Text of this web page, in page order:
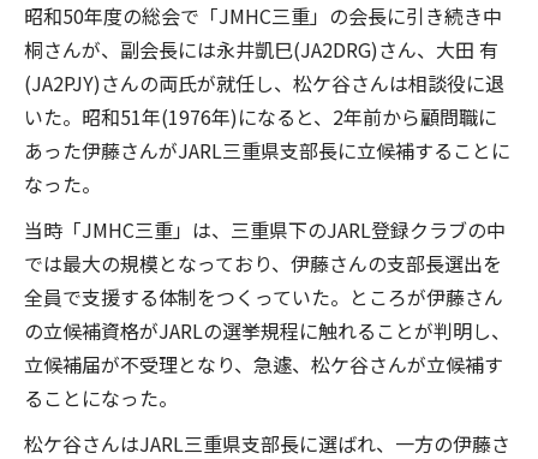
昭和50年度の総会で「JMHC三重」の会長に引き続き中
桐さんが、副会長には永井凱巳(JA2DRG)さん、大田 有
(JA2PJY)さんの両氏が就任し、松ケ谷さんは相談役に退
いた。昭和51年(1976年)になると、2年前から顧問職に
あった伊藤さんがJARL三重県支部長に立候補することに
なった。
当時「JMHC三重」は、三重県下のJARL登録クラブの中
では最大の規模となっており、伊藤さんの支部長選出を
全員で支援する体制をつくっていた。ところが伊藤さん
の立候補資格がJARLの選挙規程に触れることが判明し、
立候補届が不受理となり、急遽、松ケ谷さんが立候補す
ることになった。
松ケ谷さんはJARL三重県支部長に選ばれ、一方の伊藤さ